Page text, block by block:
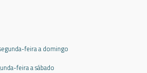
feira a domingo
feira a sábado